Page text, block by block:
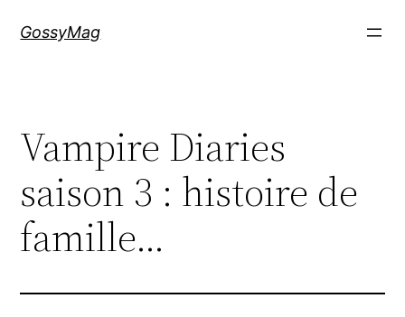
GossyMag
Vampire Diaries
saison 3 : histoire de
famille…